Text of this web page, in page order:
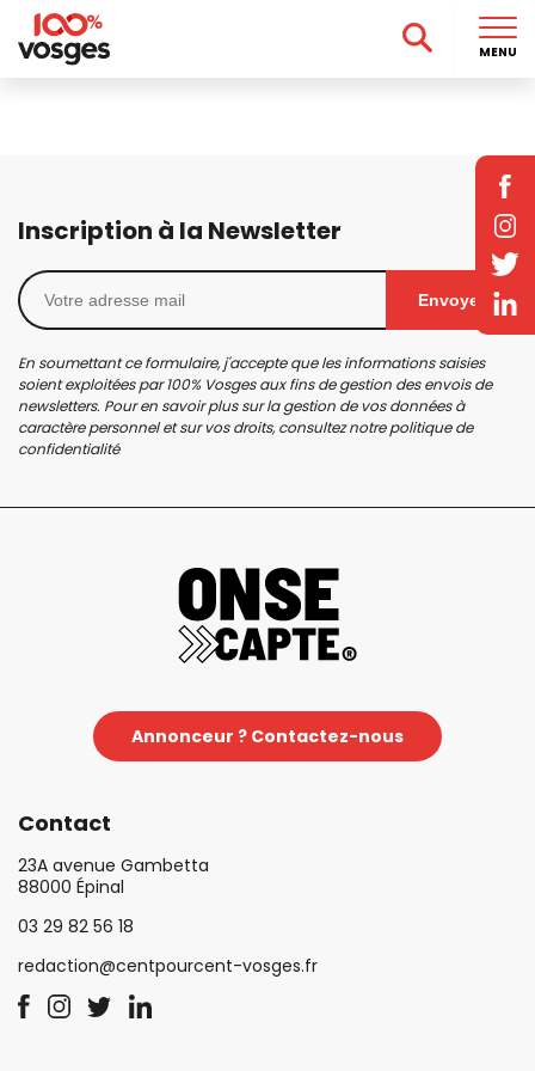
Inscription à la Newsletter
Envoyer
En soumettant ce formulaire, j'accepte que les informations saisies
soient exploitées par 100% Vosges aux fins de gestion des envois de
newsletters. Pour en savoir plus sur la gestion de vos données à
caractère personnel et sur vos droits, consultez notrepolitique de
confidentialité
Annonceur ? Contactez-nous
Contact
23A avenue Gambetta
88000 Épinal
03 29 82 56 18
redaction@centpourcent-vosges.fr
MENU